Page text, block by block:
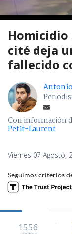
Homicidio
cité deja
fallecido
Con información
Petit-Laurent
Viernes 07 Agosto,
Seguimos criterios
1556